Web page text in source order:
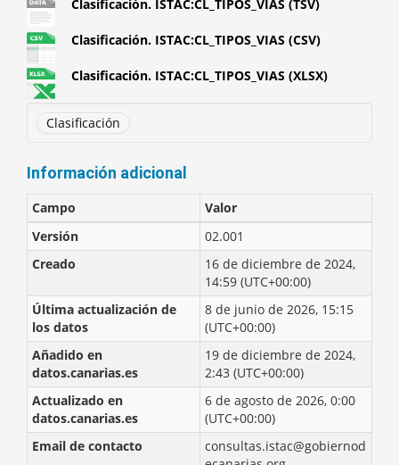
Clasificación. ISTAC:CL_TIPOS_VIAS (TSV)
Clasificación. ISTAC:CL_TIPOS_VIAS (CSV)
Clasificación. ISTAC:CL_TIPOS_VIAS (XLSX)
Clasificación
Información adicional
Campo
Valor
Versión
02.001
Creado
16 de diciembre de 2024,
14:59 (UTC+00:00)
Última actualización de
los datos
8 de junio de 2026, 15:15
(UTC+00:00)
Añadido en
datos.canarias.es
19 de diciembre de 2024,
2:43 (UTC+00:00)
Actualizado en
datos.canarias.es
6 de agosto de 2026, 0:00
(UTC+00:00)
Email de contacto
consultas.istac@gobiernod